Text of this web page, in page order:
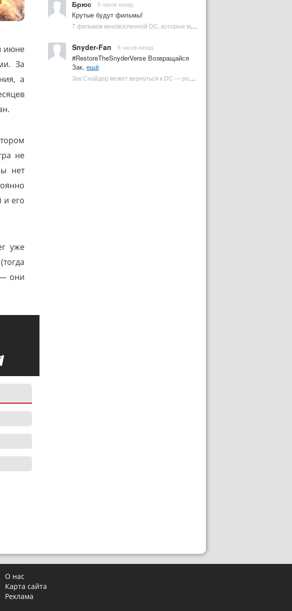
Брюс 5 часов назад
Крутые будут фильмы!
7 фильмов киновселенной DC, которые может снять Зак Снайдер | Plugged In Ru
Snyder-Fan 6 часов назад
#RestoreTheSnyderVerse Возвращайся
Зак, ещё
Зак Снайдер может вернуться к DC — режиссер общался с Warner Bros. (фото) | Plugged In Ru
июне
За
а
не
нет
и его
уже
— они
О нас
Карта сайта
Реклама